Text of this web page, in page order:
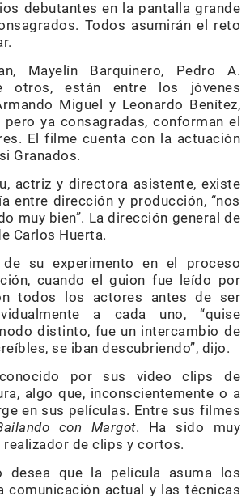
debutantes en la pantalla grande
Todos asumirán el reto
Mayelín Barquinero, Pedro A.
otros, están entre los jóvenes
Miguel y Leonardo Benítez,
ya consagradas, conforman el
El filme cuenta con la actuación
Granados.
actriz y directora asistente, existe
entre dirección y producción, “nos
muy bien”. La dirección general de
Carlos Huerta.
de su experimento en el proceso
cuando el guion fue leído por
todos los actores antes de ser
a cada uno, “quise
distinto, fue un intercambio de
se iban descubriendo”, dijo.
por sus video clips de
algo que, inconscientemente o a
en sus películas. Entre sus filmes
con Margot. Ha sido muy
de clips y cortos.
desea que la película asuma los
comunicación actual y las técnicas